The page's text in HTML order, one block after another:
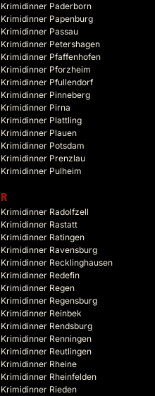
Krimidinner Paderborn
Krimidinner Papenburg
Krimidinner Passau
Krimidinner Petershagen
Krimidinner Pfaffenhofen
Krimidinner Pforzheim
Krimidinner Pfullendorf
Krimidinner Pinneberg
Krimidinner Pirna
Krimidinner Plattling
Krimidinner Plauen
Krimidinner Potsdam
Krimidinner Prenzlau
Krimidinner Pulheim
R
Krimidinner Radolfzell
Krimidinner Rastatt
Krimidinner Ratingen
Krimidinner Ravensburg
Krimidinner Recklinghausen
Krimidinner Redefin
Krimidinner Regen
Krimidinner Regensburg
Krimidinner Reinbek
Krimidinner Rendsburg
Krimidinner Renningen
Krimidinner Reutlingen
Krimidinner Rheine
Krimidinner Rheinfelden
Krimidinner Rieden